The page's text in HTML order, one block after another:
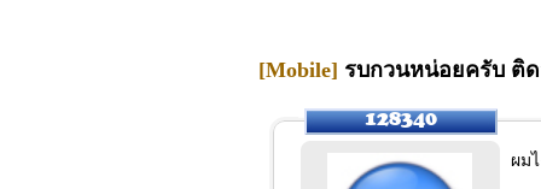
[Mobile] รบกวนหน่อยครับ ติ
ผม